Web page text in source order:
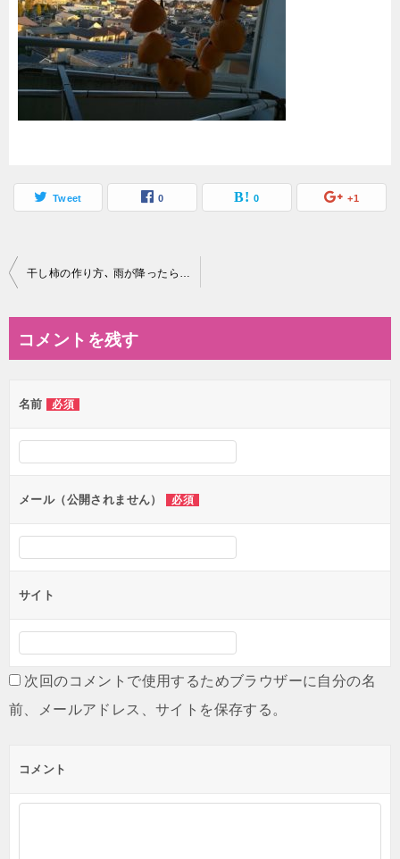
Tweet 0 0 +1
投
ビ
ー
シ
ン
干し柿の作り方､ 雨が降ったらどうすればいい?!ベランダでもできる?
コメントを残す
名前 必須
メール（公開されません） 必須
サイト
次回のコメントで使用するためブラウザーに自分の名
前、メールアドレス、サイトを保存する。
コメント